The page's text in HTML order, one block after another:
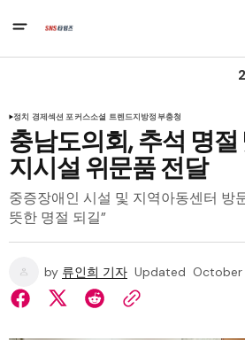
정치 경제섹션 포커스소셜 트렌드지방정부충청
충남도의회, 추석 명
지시설 위문품 전달
중증장애인 시설 및 지역아동센터 방
뜻한 명절 되길”
by 류인희 기자 Updated